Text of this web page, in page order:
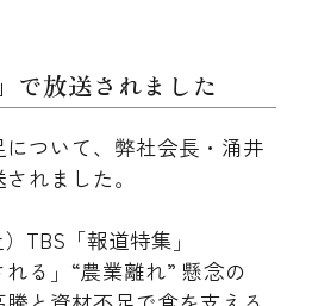
で放送されました
ついて、弊社会長・涌井
れました。
TBS「報道特集」
れる」“農業離れ” 懸念の